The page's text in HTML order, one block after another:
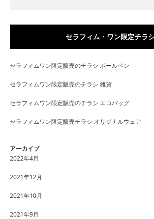
セラフィム・ワン限定チラ
セラフィムワン限定販売のチラシ ボールペン
セラフィムワン限定販売のチラシ 雑貨
セラフィムワン限定販売のチラシ エコバッグ
セラフィムワン限定販売チラシ オリジナルウェア
アーカイブ
2022年4月
2021年12月
2021年10月
2021年9月